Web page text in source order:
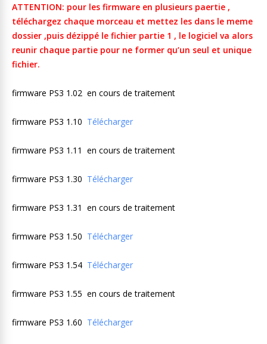
ATTENTION: pour les firmware en plusieurs paertie ,
téléchargez chaque morceau et mettez les dans le meme
dossier ,puis dézippé le fichier partie 1 , le logiciel va alors
reunir chaque partie pour ne former qu’un seul et unique
fichier.
firmware PS3 1.02 en cours de traitement
firmware PS3 1.10 Télécharger
firmware PS3 1.11 en cours de traitement
firmware PS3 1.30 Télécharger
firmware PS3 1.31 en cours de traitement
firmware PS3 1.50 Télécharger
firmware PS3 1.54 Télécharger
firmware PS3 1.55 en cours de traitement
firmware PS3 1.60 Télécharger